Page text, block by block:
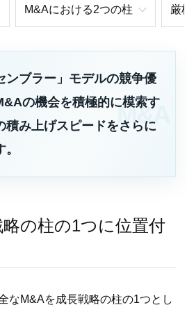
M&Aにおける2つの柱 厳
ンブラー」モデルの競争優
の機会を積極的に模索す
積み上げスピードをさらに
の柱の1つに位置付
なM&Aを成長戦略の柱の1つとし